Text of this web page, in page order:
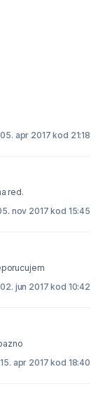
05. apr 2017 kod 21:18
red.
nov 2017 kod 15:45
02. jun 2017 kod 10:42
15. apr 2017 kod 18:40